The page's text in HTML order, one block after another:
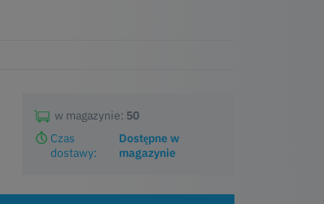
w magazynie: 50
Czas
dostawy:
Dostępne w
magazynie